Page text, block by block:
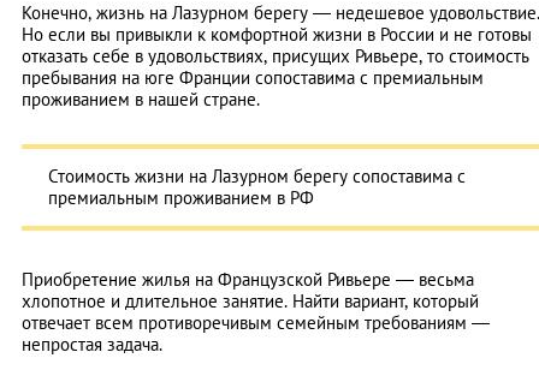
Конечно, жизнь на Лазурном берегу — недешевое удовольствие.
Но если вы привыкли к комфортной жизни в России и не готовы
отказать себе в удовольствиях, присущих Ривьере, то стоимость
пребывания на юге Франции сопоставима с премиальным
проживанием в нашей стране.
Стоимость жизни на Лазурном берегу сопоставима с
премиальным проживанием в РФ
Приобретение жилья на Французской Ривьере — весьма
хлопотное и длительное занятие. Найти вариант, который
отвечает всем противоречивым семейным требованиям —
непростая задача.